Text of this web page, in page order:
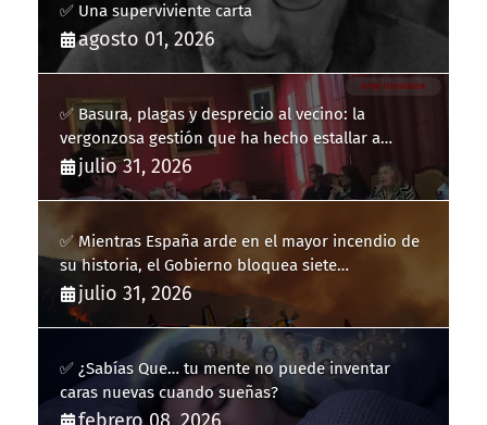
✅ Una superviviente carta
agosto 01, 2026
✅ Basura, plagas y desprecio al vecino: la
vergonzosa gestión que ha hecho estallar a
Llucmajor
julio 31, 2026
✅ Mientras España arde en el mayor incendio de
su historia, el Gobierno bloquea siete
hidroaviones por "ahorrarse" dinero
julio 31, 2026
✅ ¿Sabías Que… tu mente no puede inventar
caras nuevas cuando sueñas?